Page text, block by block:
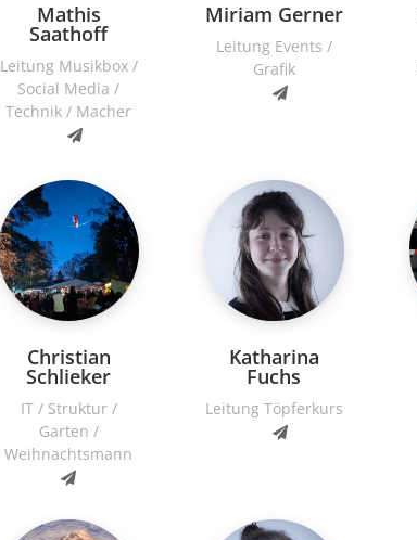
Mathis
Saathoff
Leitung Musikbox /
Social Media /
Technik / Macher
Miriam Gerner
Leitung Events /
Grafik
Christian
Schlieker
IT / Struktur /
Garten /
Weihnachtsmann
Katharina
Fuchs
Leitung Töpferkurs